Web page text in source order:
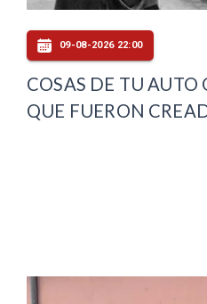
09-08-2026 22:00
COSAS DE TU AUTO
QUE FUERON